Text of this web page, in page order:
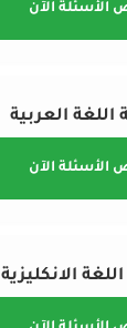
الأسئلة الآن
اللغة العربية
الأسئلة الآن
الانكليزية